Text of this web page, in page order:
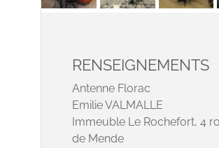
RENSEIGNEMENTS
Antenne Florac
Emilie VALMALLE
Immeuble Le Rochefort, 4
de Mende